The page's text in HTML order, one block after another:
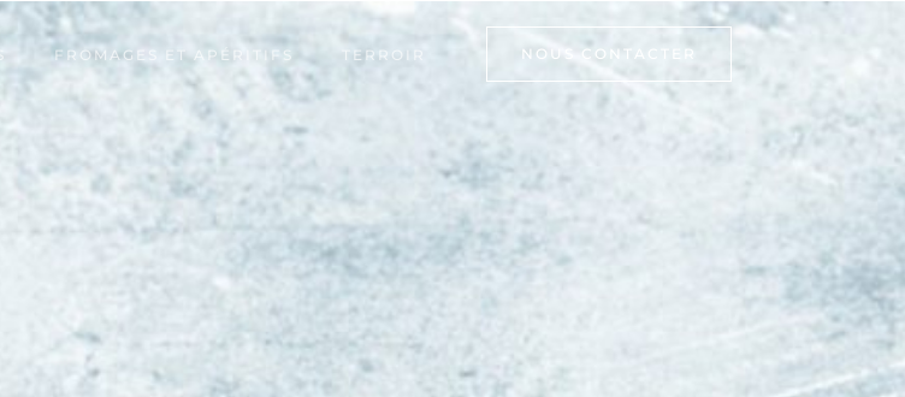
FROMAGES ET APÉRITIFS TERROIR NOUS CONTACTER